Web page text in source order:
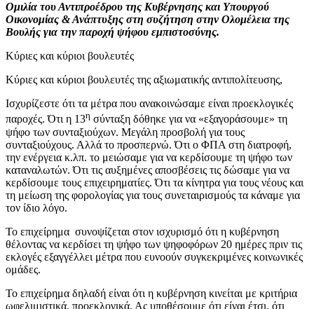
Oμιλία του Αντιπροέδρου της Κυβέρνησης και Υπουργού
Οικονομίας & Ανάπτυξης στη συζήτηση στην Ολομέλεια της
Βουλής για την παροχή ψήφου εμπιστοσύνης.
Κύριες και κύριοι βουλευτές
Κύριες και κύριοι βουλευτές της αξιωματικής αντιπολίτευσης,
Ισχυρίζεστε ότι τα μέτρα που ανακοινώσαμε είναι προεκλογικές
παροχές. Ότι η 13η σύνταξη δόθηκε για να «εξαγοράσουμε» τη
ψήφο των συνταξιούχων. Μεγάλη προσβολή για τους
συνταξιούχους. Αλλά το προσπερνώ. Ότι ο ΦΠΑ στη διατροφή,
την ενέργεια κ.λπ. το μειώσαμε για να κερδίσουμε τη ψήφο των
καταναλωτών. Ότι τις αυξημένες αποσβέσεις τις δώσαμε για να
κερδίσουμε τους επιχειρηματίες. Ότι τα κίνητρα για τους νέους και
τη μείωση της φορολογίας για τους συνεταιρισμούς τα κάναμε για
τον ίδιο λόγο.
Το επιχείρημα συνοψίζεται στον ισχυρισμό ότι η κυβέρνηση
θέλοντας να κερδίσει τη ψήφο των ψηφοφόρων 20 ημέρες πριν τις
εκλογές εξαγγέλλει μέτρα που ευνοούν συγκεκριμένες κοινωνικές
ομάδες.
Το επιχείρημα δηλαδή είναι ότι η κυβέρνηση κινείται με κριτήρια
ωφελιμιστικά, προεκλογικά. Ας υποθέσουμε ότι είναι έτσι, ότι